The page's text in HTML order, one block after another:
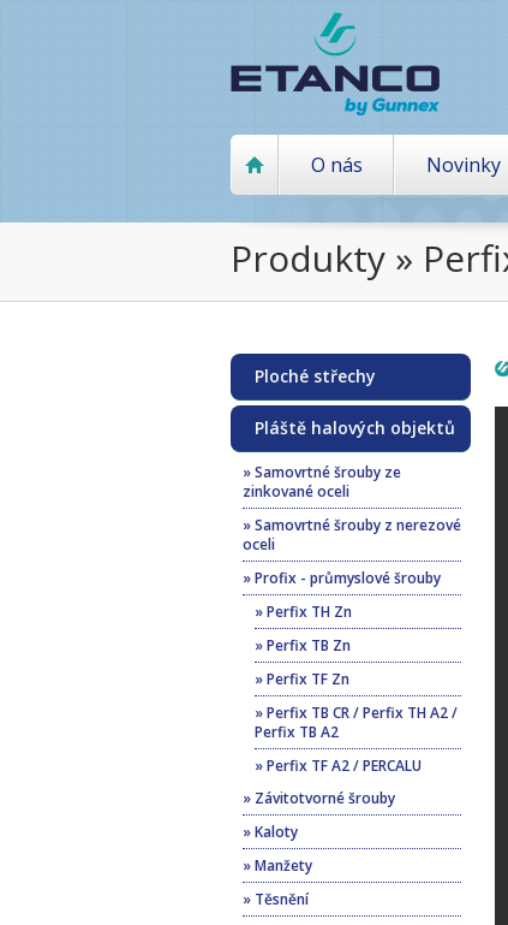
Produkty »
Ploché střechy
Pláště halových objektů
» Samovrtné šrouby ze
zinkované oceli
» Samovrtné šrouby z nerezové
oceli
» Profix - průmyslové šrouby
» Perfix TH Zn
» Perfix TB Zn
» Perfix TF Zn
» Perfix TB CR / Perfix TH A2 /
Perfix TB A2
» Perfix TF A2 / PERCALU
» Závitotvorné šrouby
» Kaloty
» Manžety
» Těsnění
O nás Novinky